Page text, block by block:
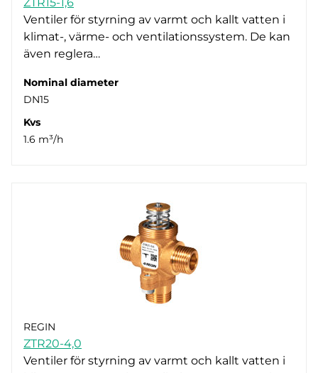
Ventilation (42)
DN10 (1)
DN15 (40)
DN20 (19)
DN25 (4)
DN32 (2)
Ställdonsanslutning
M28 x 1,5 (2)
M30 x 1,5 (24)
Standard för RVAZ4-ställdon (42)
Ventiler för styrning av varmt och kallt vatten i
klimat-, värme- och ventilationssystem. De kan
även reglera…
Nominal diameter
DN15
Kvs
1.6 m³/h
REGIN
ZTR20-4,0
Ventiler för styrning av varmt och kallt vatten i